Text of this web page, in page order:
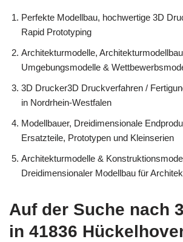
Perfekte Modellbau, hochwertige 3D
Rapid Prototyping
Architekturmodelle,
Umgebungsmodelle &
3D Drucker3D Druckverfahren /
in Nordrhein-Westfalen
Modellbauer, Dreidimensionale
Ersatzteile, Prototypen und Kleinserien
Architekturmodelle &
Dreidimensionaler Modellbau für
Auf der Suche nach
in 41836